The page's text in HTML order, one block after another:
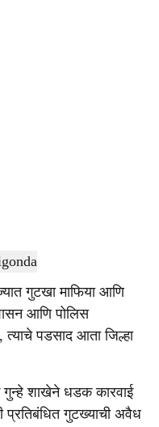
गुटखा माफिया आणि
आणि पोलिस
पडसाद आता जिल्हा
गुन्हे शाखेने धडक कारवाई
गुटख्याची अवैध